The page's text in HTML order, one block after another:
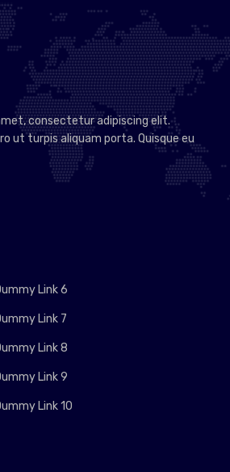
consectetur adipiscing elit.
ut turpis aliquam porta. Quisque eu
Link 6
Link 7
Link 8
Link 9
Link 10